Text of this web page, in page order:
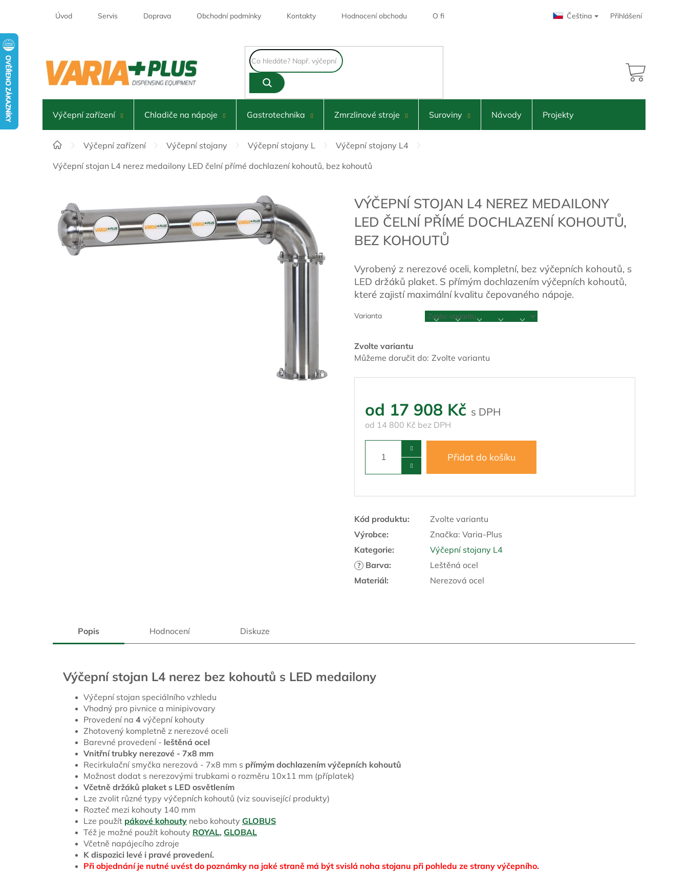
Úvod Servis Doprava Obchodní podmínky Kontakty Hodnocení obchodu O firmě Čeština Přihlášení
NÁKUPNÍ
Výčepní zařízení Chladiče na nápoje Gastrotechnika Zmrzlinové stroje Suroviny Návody Projekty
DomůVýčepní zařízení Výčepní stojany Výčepní stojany L
Výčepní stojany L4
Výčepní stojan L4 nerez medailony LED čelní přímé dochlazení kohoutů, bez kohoutů
VÝČEPNÍ STOJAN L4 NEREZ MEDAILONY
LED ČELNÍ PŘÍMÉ DOCHLAZENÍ KOHOUTŮ,
BEZ KOHOUTŮ
Zvolte variantu
Můžeme doručit do: Zvolte variantu
od 17 908 Kč
od 14 800 Kč bez DPH
Přidat do košíku
Varianta
Vyrobený z nerezové oceli, kompletní, bez výčepních kohoutů, s
LED držáků plaket. S přímým dochlazením výčepních kohoutů,
které zajistí maximální kvalitu čepovaného nápoje.
Kód produktu:
Zvolte variantu
Výrobce:
Značka: Varia-Plus
Kategorie: Výčepní stojany L4
? Barva:
Leštěná ocel
Materiál: Nerezová ocel
Popis Hodnocení Diskuze
Výčepní stojan L4 nerez bez kohoutů s LED medailony
Výčepní stojan speciálního vzhledu
Vhodný pro pivnice a minipivovary
Provedení na 4 výčepní kohouty
Zhotovený kompletně z nerezové oceli
Barevné provedení - leštěná ocel
Vnitřní trubky nerezové - 7x8 mm
Recirkulační smyčka nerezová - 7x8 mm s přímým dochlazením výčepních kohoutů
Možnost dodat s nerezovými trubkami o rozměru 10x11 mm (příplatek)
Včetně držáků plaket s LED osvětlením
Lze zvolit různé typy výčepních kohoutů (viz související produkty)
Rozteč mezi kohouty 140 mm
Lze použít pákové kohouty nebo kohouty GLOBUS
Též je možné použít kohouty ROYAL, GLOBAL
Včetně napájecího zdroje
K dispozici levé i pravé provedení.
Při objednání je nutné uvést do poznámky na jaké straně má být svislá noha stojanu při pohledu ze strany výčepního.
Zvolte